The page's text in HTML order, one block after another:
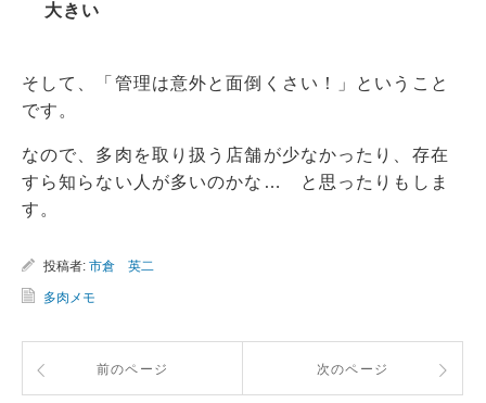
大きい
そして、「管理は意外と面倒くさい！」ということ
です。
なので、多肉を取り扱う店舗が少なかったり、存在
すら知らない人が多いのかな… と思ったりもしま
す。
投稿者: 市倉 英二
多肉メモ
前のページ 次のページ